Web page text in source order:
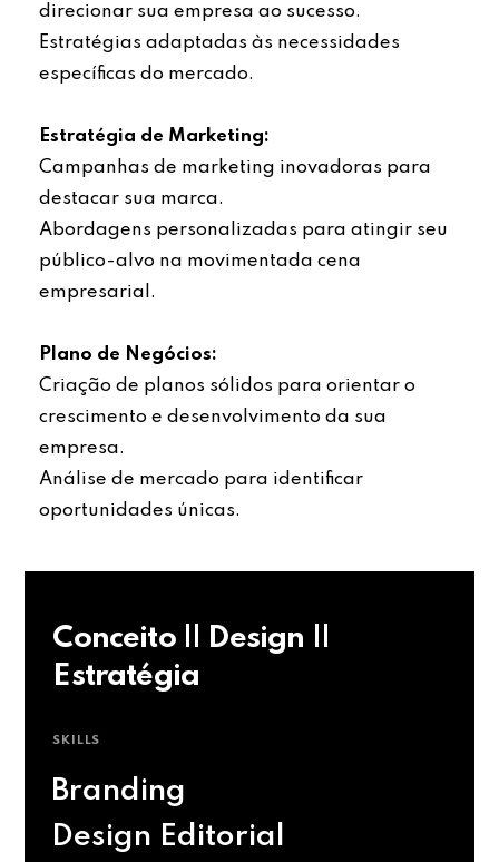
direcionar sua empresa ao sucesso.
Estratégias adaptadas às necessidades
específicas do mercado.
Estratégia de Marketing:
Campanhas de marketing inovadoras para
destacar sua marca.
Abordagens personalizadas para atingir seu
público-alvo na movimentada cena
empresarial.
Plano de Negócios:
Criação de planos sólidos para orientar o
crescimento e desenvolvimento da sua
empresa.
Análise de mercado para identificar
oportunidades únicas.
Conceito || Design ||
Estratégia
SKILLS
Branding
Design Editorial